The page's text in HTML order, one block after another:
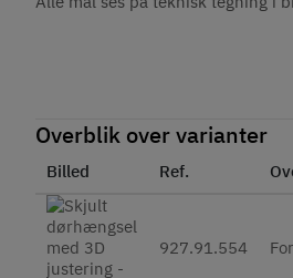
Overblik over varianter
Billed Ref.
927.91.554